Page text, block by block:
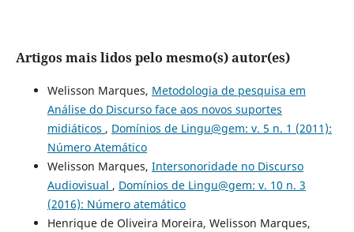
Artigos mais lidos pelo mesmo(s) autor(es)
Welisson Marques, Metodologia de pesquisa em
Análise do Discurso face aos novos suportes
midiáticos , Domínios de Lingu@gem: v. 5 n. 1 (2011):
Número Atemático
Welisson Marques, Intersonoridade no Discurso
Audiovisual , Domínios de Lingu@gem: v. 10 n. 3
(2016): Número atemático
Henrique de Oliveira Moreira, Welisson Marques,